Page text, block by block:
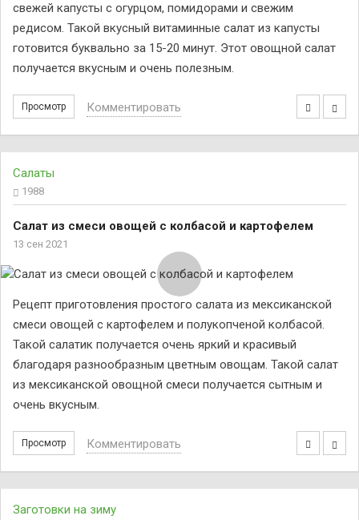
свежей капусты с огурцом, помидорами и свежим
редисом. Такой вкусный витаминные салат из капусты
готовится буквально за 15-20 минут. Этот овощной салат
получается вкусным и очень полезным.
Просмотр Комментировать
Салаты
1988
Салат из смеси овощей с колбасой и картофелем
13 сен 2021
Рецепт приготовления простого салата из мексиканской
смеси овощей с картофелем и полукопченой колбасой.
Такой салатик получается очень яркий и красивый
благодаря разнообразным цветным овощам. Такой салат
из мексиканской овощной смеси получается сытным и
очень вкусным.
Просмотр Комментировать
Заготовки на зиму